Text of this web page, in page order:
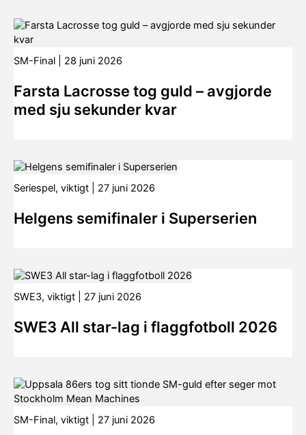
SM-Final 28 juni 2026
Farsta Lacrosse tog guld – avgjorde
med sju sekunder kvar
Seriespel, viktigt 27 juni 2026
Helgens semifinaler i Superserien
SWE3, viktigt 27 juni 2026
SWE3 All star-lag i flaggfotboll 2026
SM-Final, viktigt 27 juni 2026